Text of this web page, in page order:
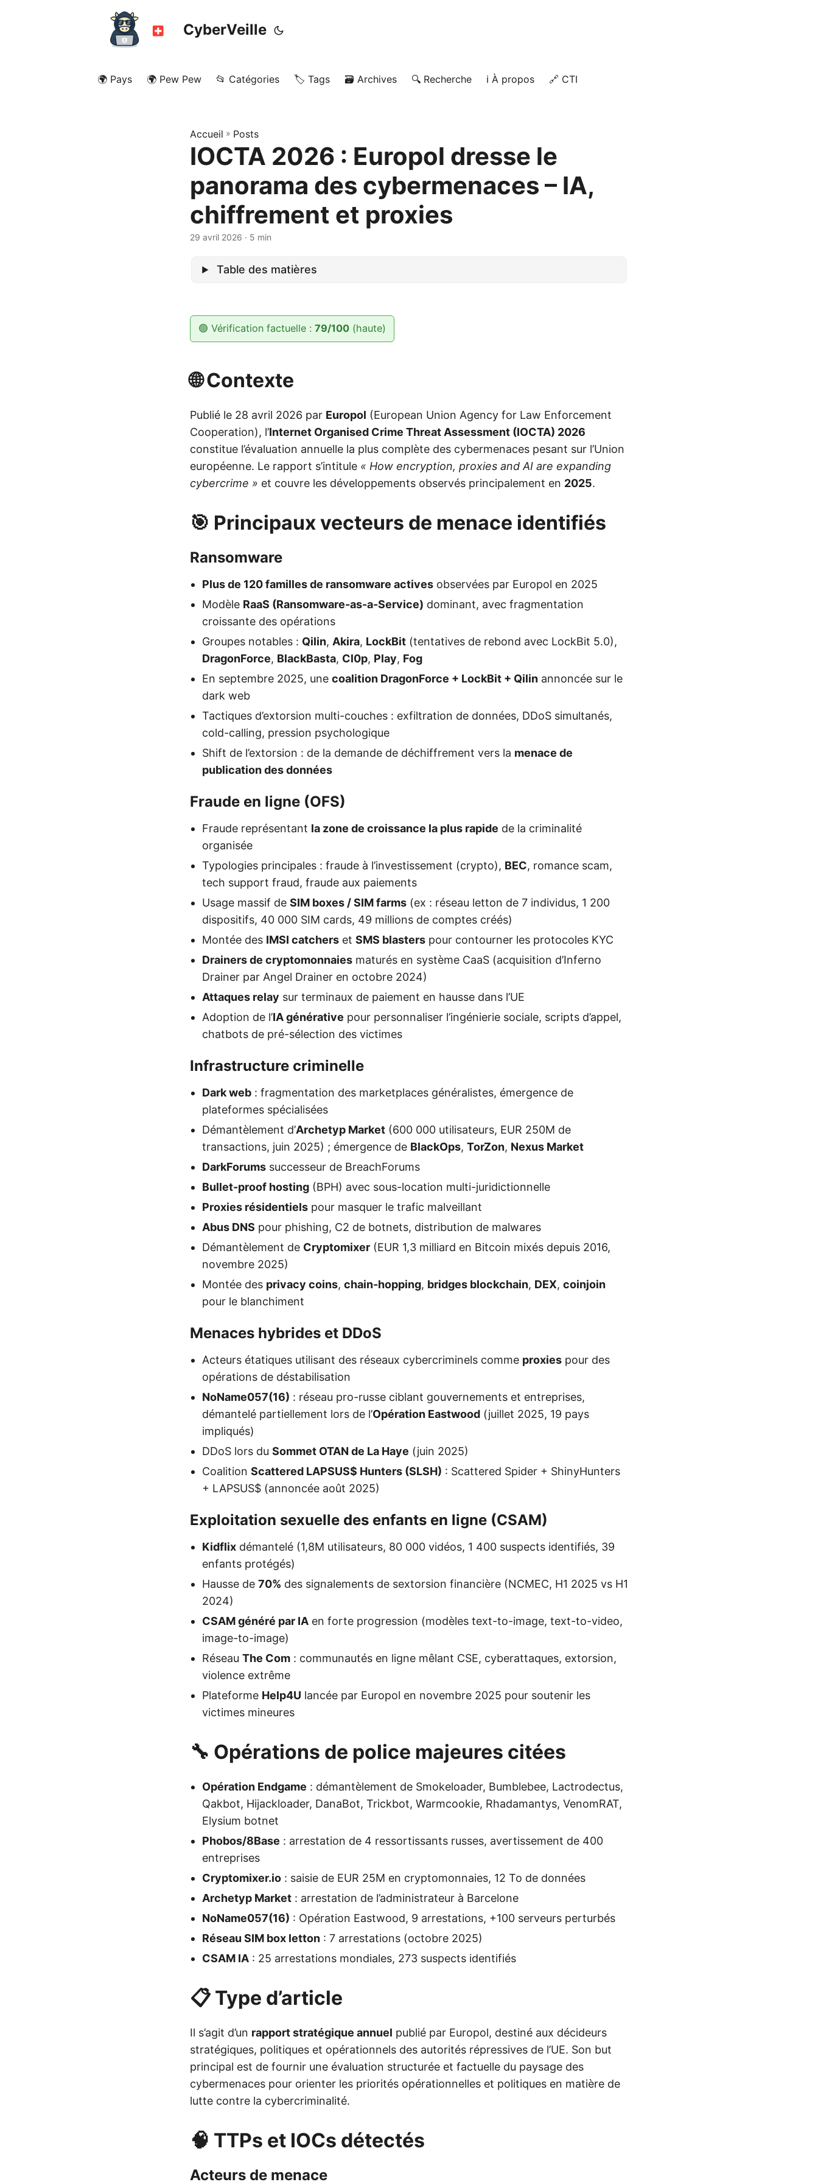
CyberVeille
🌍 Pays 🌍 Pew Pew 📂 Catégories 🏷️ Tags 🗃️ Archives 🔍 Recherche ℹ️ À propos 🔗 CTI
Accueil » Posts
IOCTA 2026 : Europol dresse le
panorama des cybermenaces – IA,
chiffrement et proxies
29 avril 2026 · 5 min
Table des matières
🟢 Vérification factuelle : 79/100(haute)
🌐 Contexte
Publié le 28 avril 2026 par Europol (European Union Agency for Law Enforcement
Cooperation), l’Internet Organised Crime Threat Assessment (IOCTA) 2026
constitue l’évaluation annuelle la plus complète des cybermenaces pesant sur l’Union
européenne. Le rapport s’intitule « How encryption, proxies and AI are expanding
cybercrime » et couvre les développements observés principalement en 2025.
🎯 Principaux vecteurs de menace identifiés
Ransomware
Plus de 120 familles de ransomware actives observées par Europol en 2025
Modèle RaaS (Ransomware-as-a-Service) dominant, avec fragmentation
croissante des opérations
Groupes notables : Qilin, Akira, LockBit (tentatives de rebond avec LockBit 5.0),
DragonForce, BlackBasta, Cl0p, Play, Fog
En septembre 2025, une coalition DragonForce + LockBit + Qilin annoncée sur le
dark web
Tactiques d’extorsion multi-couches : exfiltration de données, DDoS simultanés,
cold-calling, pression psychologique
Shift de l’extorsion : de la demande de déchiffrement vers la menace de
publication des données
Fraude en ligne (OFS)
Fraude représentant la zone de croissance la plus rapide de la criminalité
organisée
Typologies principales : fraude à l’investissement (crypto), BEC, romance scam,
tech support fraud, fraude aux paiements
Usage massif de SIM boxes / SIM farms (ex : réseau letton de 7 individus, 1 200
dispositifs, 40 000 SIM cards, 49 millions de comptes créés)
Montée des IMSI catchers et SMS blasters pour contourner les protocoles KYC
Drainers de cryptomonnaies maturés en système CaaS (acquisition d’Inferno
Drainer par Angel Drainer en octobre 2024)
Attaques relay sur terminaux de paiement en hausse dans l’UE
Adoption de l’IA générative pour personnaliser l’ingénierie sociale, scripts d’appel,
chatbots de pré-sélection des victimes
Infrastructure criminelle
Dark web : fragmentation des marketplaces généralistes, émergence de
plateformes spécialisées
Démantèlement d’Archetyp Market (600 000 utilisateurs, EUR 250M de
transactions, juin 2025) ; émergence de BlackOps, TorZon, Nexus Market
DarkForums successeur de BreachForums
Bullet-proof hosting (BPH) avec sous-location multi-juridictionnelle
Proxies résidentiels pour masquer le trafic malveillant
Abus DNS pour phishing, C2 de botnets, distribution de malwares
Démantèlement de Cryptomixer (EUR 1,3 milliard en Bitcoin mixés depuis 2016,
novembre 2025)
Montée des privacy coins, chain-hopping, bridges blockchain, DEX, coinjoin
pour le blanchiment
Menaces hybrides et DDoS
Acteurs étatiques utilisant des réseaux cybercriminels comme proxies pour des
opérations de déstabilisation
NoName057(16) : réseau pro-russe ciblant gouvernements et entreprises,
démantelé partiellement lors de l’Opération Eastwood (juillet 2025, 19 pays
impliqués)
DDoS lors du Sommet OTAN de La Haye (juin 2025)
Coalition Scattered LAPSUS$ Hunters (SLSH) : Scattered Spider + ShinyHunters
+ LAPSUS$ (annoncée août 2025)
Exploitation sexuelle des enfants en ligne (CSAM)
Kidflix démantelé (1,8M utilisateurs, 80 000 vidéos, 1 400 suspects identifiés, 39
enfants protégés)
Hausse de 70% des signalements de sextorsion financière (NCMEC, H1 2025 vs H1
2024)
CSAM généré par IA en forte progression (modèles text-to-image, text-to-video,
image-to-image)
Réseau The Com : communautés en ligne mêlant CSE, cyberattaques, extorsion,
violence extrême
Plateforme Help4U lancée par Europol en novembre 2025 pour soutenir les
victimes mineures
🔧 Opérations de police majeures citées
Opération Endgame : démantèlement de Smokeloader, Bumblebee, Lactrodectus,
Qakbot, Hijackloader, DanaBot, Trickbot, Warmcookie, Rhadamantys, VenomRAT,
Elysium botnet
Phobos/8Base : arrestation de 4 ressortissants russes, avertissement de 400
entreprises
Cryptomixer.io : saisie de EUR 25M en cryptomonnaies, 12 To de données
Archetyp Market : arrestation de l’administrateur à Barcelone
NoName057(16) : Opération Eastwood, 9 arrestations, +100 serveurs perturbés
Réseau SIM box letton : 7 arrestations (octobre 2025)
CSAM IA : 25 arrestations mondiales, 273 suspects identifiés
📋 Type d’article
Il s’agit d’un rapport stratégique annuel publié par Europol, destiné aux décideurs
stratégiques, politiques et opérationnels des autorités répressives de l’UE. Son but
principal est de fournir une évaluation structurée et factuelle du paysage des
cybermenaces pour orienter les priorités opérationnelles et politiques en matière de
lutte contre la cybercriminalité.
🧠 TTPs et IOCs détectés
Acteurs de menace